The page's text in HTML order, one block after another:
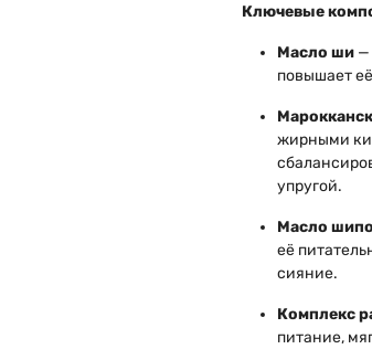
Ключевые
Масло ши—
повышает
жирными
упругой.
Масло
её
сияние.
Комплекс
питание,